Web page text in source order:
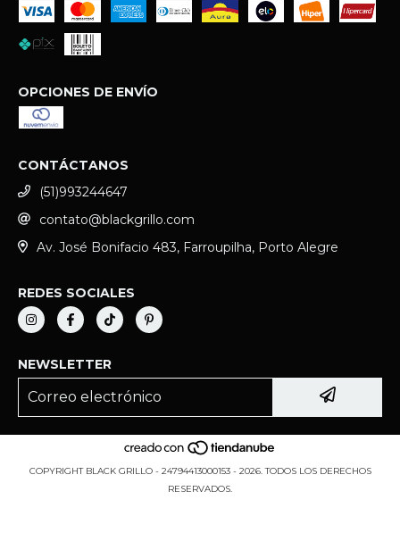
OPCIONES DE ENVÍO
CONTÁCTANOS
(51)993244647
contato@blackgrillo.com
Av. José Bonifacio 483, Farroupilha, Porto Alegre
REDES SOCIALES
NEWSLETTER
COPYRIGHT BLACK GRILLO - 24794413000153 - 2026. TODOS LOS DERECHOS
RESERVADOS.